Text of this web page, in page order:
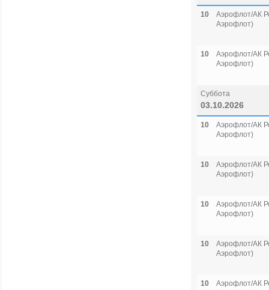
10
Аэрофлот/АК
Аэрофлот)
10
Аэрофлот/АК
Аэрофлот)
Суббота
03.10.2026
10
Аэрофлот/АК
Аэрофлот)
10
Аэрофлот/АК
Аэрофлот)
10
Аэрофлот/АК
Аэрофлот)
10
Аэрофлот/АК
Аэрофлот)
10
Аэрофлот/АК